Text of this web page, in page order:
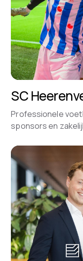
SC
Professionele
sponsors en